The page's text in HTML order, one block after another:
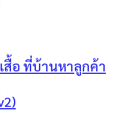
สื้อ ที่บ้านหาลูกค้า